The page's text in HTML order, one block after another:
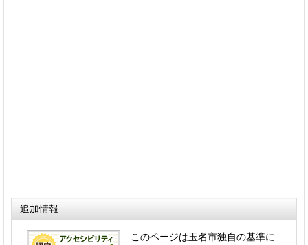
追加情報
このページは玉名市独自の基準に